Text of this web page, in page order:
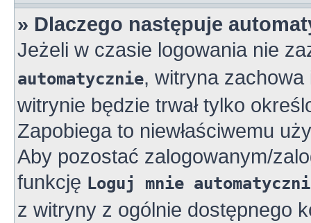
» Dlaczego następuje
Jeżeli w czasie logowania nie
automatycznie, witryna
witrynie będzie trwał tylko
Zapobiega to niewłaściwemu
Aby pozostać zalogowanym/
funkcję Loguj mnie
z witryny z ogólnie dostępnego